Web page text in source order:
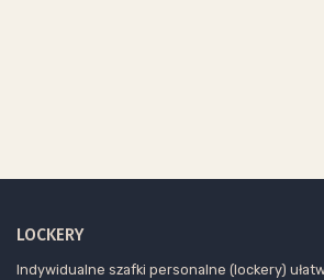
LOCKERY
Indywidualne szafki personalne (lockery)